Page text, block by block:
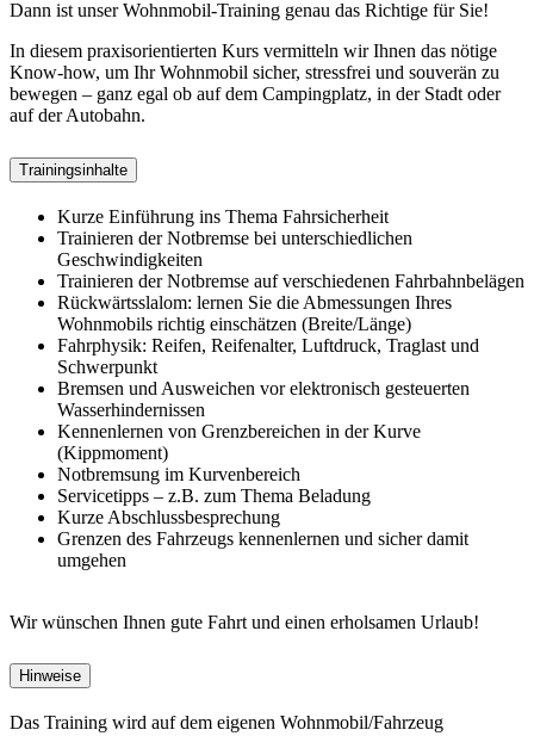
Dann ist unser Wohnmobil-Training genau das Richtige für Sie!
In diesem praxisorientierten Kurs vermitteln wir Ihnen das nötige
Know-how, um Ihr Wohnmobil sicher, stressfrei und souverän zu
bewegen – ganz egal ob auf dem Campingplatz, in der Stadt oder
auf der Autobahn.
Trainingsinhalte
Kurze Einführung ins Thema Fahrsicherheit
Trainieren der Notbremse bei unterschiedlichen
Geschwindigkeiten
Trainieren der Notbremse auf verschiedenen Fahrbahnbelägen
Rückwärtsslalom: lernen Sie die Abmessungen Ihres
Wohnmobils richtig einschätzen (Breite/Länge)
Fahrphysik: Reifen, Reifenalter, Luftdruck, Traglast und
Schwerpunkt
Bremsen und Ausweichen vor elektronisch gesteuerten
Wasserhindernissen
Kennenlernen von Grenzbereichen in der Kurve
(Kippmoment)
Notbremsung im Kurvenbereich
Servicetipps – z.B. zum Thema Beladung
Kurze Abschlussbesprechung
Grenzen des Fahrzeugs kennenlernen und sicher damit
umgehen
Wir wünschen Ihnen gute Fahrt und einen erholsamen Urlaub!
Hinweise
Das Training wird auf dem eigenen Wohnmobil/Fahrzeug